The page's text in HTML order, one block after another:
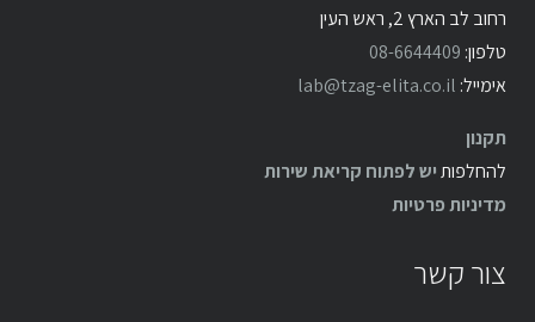
רחוב לב הארץ 2, ראש העין
טלפון: 08-6644409
אימייל: lab@tzag-elita.co.il
תקנון
להחלפותיש לפתוח קריאת שירות
מדיניות פרטיות
צור קשר